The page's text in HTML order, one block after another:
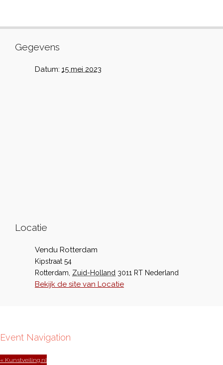
Gegevens
Datum: 15 mei 2023
Locatie
Vendu Rotterdam
Kipstraat 54
Rotterdam Zuid-Holland 3011 RT Nederland
Bekijk de site van Locatie
Event Navigation
« Kunstveiling.nl